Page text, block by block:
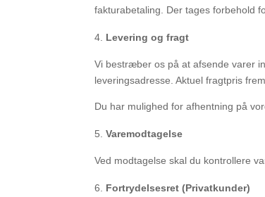
fakturabetaling. Der tages forbehold
Levering og fragt
Vi bestræber os på at afsende varer
leveringsadresse. Aktuel fragtpris
Du har mulighed for afhentning på
Varemodtagelse
Ved modtagelse skal du kontrollere
Fortrydelsesret (Privatkunder)